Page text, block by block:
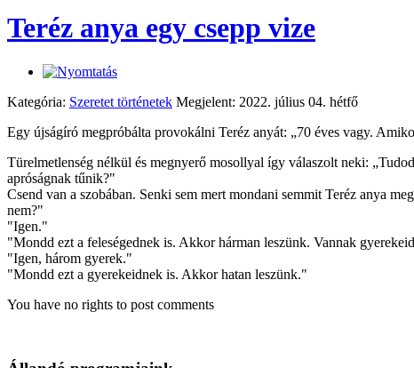
Teréz anya egy csepp vize
Kategória: Szeretet történetek Megjelent: 2022. július 04. hétfő
Egy újságíró megpróbálta provokálni Teréz anyát: „70 éves vagy.
Türelmetlenség nélkül és megnyerő mosollyal így válaszolt neki:
apróságnak tűnik?"
Csend van a szobában. Senki sem mert mondani semmit Teréz anya
nem?"
"Igen."
"Mondd ezt a feleségednek is. Akkor hárman leszünk. Vannak
"Igen, három gyerek."
"Mondd ezt a gyerekeidnek is. Akkor hatan leszünk."
You have no rights to post comments